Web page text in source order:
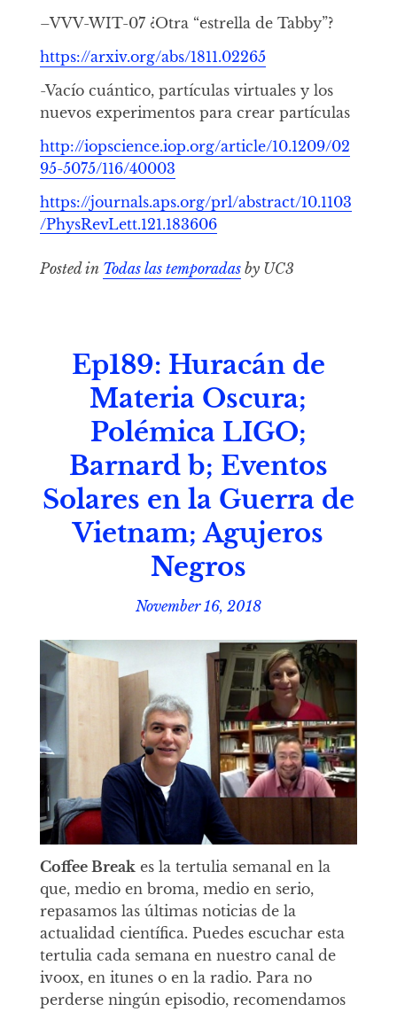
–VVV-WIT-07 ¿Otra “estrella de Tabby”?
https://arxiv.org/abs/1811.02265
-Vacío cuántico, partículas virtuales y los
nuevos experimentos para crear partículas
http://iopscience.iop.org/article/10.1209/02
95-5075/116/40003
https://journals.aps.org/prl/abstract/10.1103
/PhysRevLett.121.183606
Posted in Todas las temporadasby UC3
Ep189: Huracán de
Materia Oscura;
Polémica LIGO;
Barnard b; Eventos
Solares en la Guerra de
Vietnam; Agujeros
Negros
November 16, 2018
Coffee Breakes la tertulia semanal en la
que, medio en broma, medio en serio,
repasamos las últimas noticias de la
actualidad científica. Puedes escuchar esta
tertulia cada semana en nuestro canal de
ivoox, en itunes o en la radio. Para no
perderse ningún episodio, recomendamos